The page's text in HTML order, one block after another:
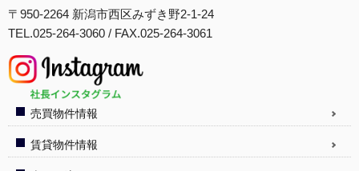
〒950-2264 新潟市西区みずき野2-1-24
TEL.025-264-3060 / FAX.025-264-3061
売買物件情報
賃貸物件情報